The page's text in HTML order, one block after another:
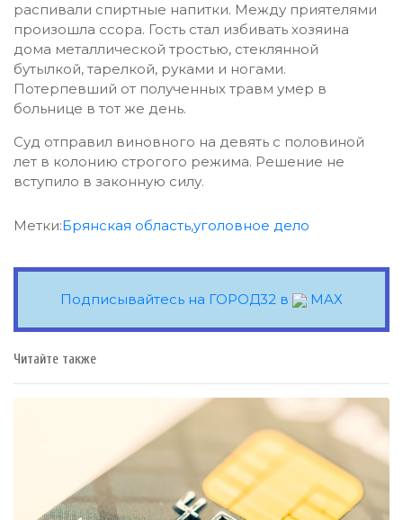
распивали спиртные напитки. Между приятелями
произошла ссора. Гость стал избивать хозяина
дома металлической тростью, стеклянной
бутылкой, тарелкой, руками и ногами.
Потерпевший от полученных травм умер в
больнице в тот же день.
Суд отправил виновного на девять с половиной
лет в колонию строгого режима. Решение не
вступило в законную силу.
Метки:Брянская область,уголовное дело
Подписывайтесь на ГОРОД32 в MAX
Читайте также